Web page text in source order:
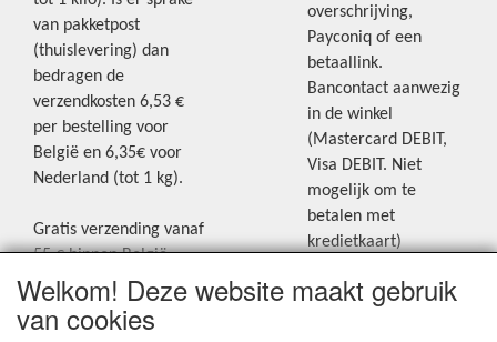
van pakketpost
(thuislevering) dan
bedragen de
verzendkosten 6,53 €
per bestelling voor
België en 6,35€ voor
Nederland (tot 1 kg).
Gratis verzending vanaf
55 € binnen België.
Gratis verzending vanaf
65 € naar Nederland.
Levering andere
overschrijving,
Payconiq of een
betaallink.
Bancontact aanwezig
in de winkel
(Mastercard DEBIT,
Visa DEBIT. Niet
mogelijk om te
betalen met
kredietkaart)
Blijf op de hoogte van de laatste
Welkom! Deze website maakt gebruik
van cookies